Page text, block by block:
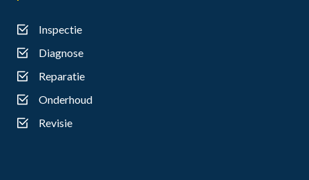
Inspectie
Diagnose
Reparatie
Onderhoud
Revisie